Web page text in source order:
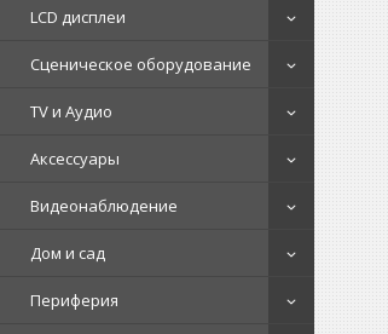
LCD дисплеи
Сценическое оборудование
TV и Аудио
Аксессуары
Видеонаблюдение
Дом и сад
Периферия